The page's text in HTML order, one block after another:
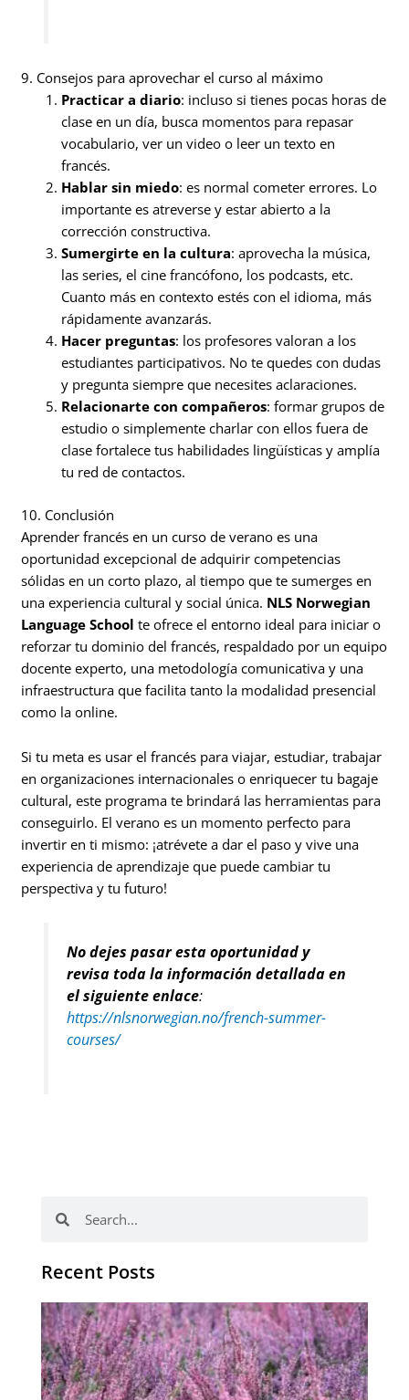
9. Consejos para aprovechar el curso al máximo
Practicar a diario: incluso si tienes pocas horas de
clase en un día, busca momentos para repasar
vocabulario, ver un video o leer un texto en
francés.
Hablar sin miedo: es normal cometer errores. Lo
importante es atreverse y estar abierto a la
corrección constructiva.
Sumergirte en la cultura: aprovecha la música,
las series, el cine francófono, los podcasts, etc.
Cuanto más en contexto estés con el idioma, más
rápidamente avanzarás.
Hacer preguntas: los profesores valoran a los
estudiantes participativos. No te quedes con dudas
y pregunta siempre que necesites aclaraciones.
Relacionarte con compañeros: formar grupos de
estudio o simplemente charlar con ellos fuera de
clase fortalece tus habilidades lingüísticas y amplía
tu red de contactos.
10. Conclusión
Aprender francés en un curso de verano es una
oportunidad excepcional de adquirir competencias
sólidas en un corto plazo, al tiempo que te sumerges en
una experiencia cultural y social única. NLS Norwegian
Language School te ofrece el entorno ideal para iniciar o
reforzar tu dominio del francés, respaldado por un equipo
docente experto, una metodología comunicativa y una
infraestructura que facilita tanto la modalidad presencial
como la online.
Si tu meta es usar el francés para viajar, estudiar, trabajar
en organizaciones internacionales o enriquecer tu bagaje
cultural, este programa te brindará las herramientas para
conseguirlo. El verano es un momento perfecto para
invertir en ti mismo: ¡atrévete a dar el paso y vive una
experiencia de aprendizaje que puede cambiar tu
perspectiva y tu futuro!
No dejes pasar esta oportunidad y
revisa toda la información detallada en
el siguiente enlace:
https://nlsnorwegian.no/french-summer-
courses/
Recent Posts